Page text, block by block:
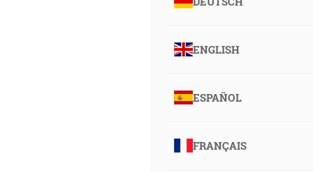
ENGLISH
ESPAÑOL
FRANÇAIS